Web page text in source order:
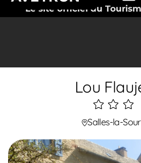
Le site officiel du
Lou
3
étoiles
Salles-la-